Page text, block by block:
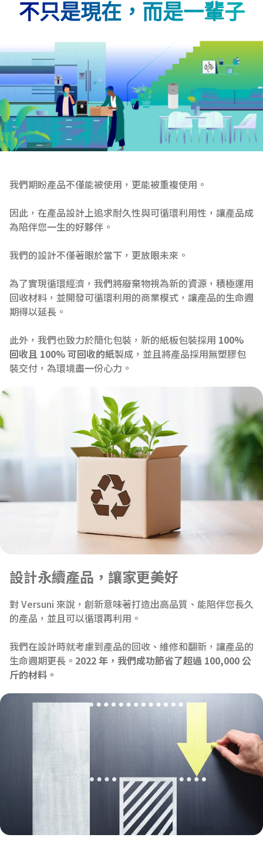
不只是現在，而是一輩子
我們期盼產品不僅能被使用，更能被重複使用。
因此，在產品設計上追求耐久性與可循環利用性，讓產品成
為陪伴您一生的好夥伴。
我們的設計不僅著眼於當下，更放眼未來。
為了實現循環經濟，我們將廢棄物視為新的資源，積極運用
回收材料，並開發可循環利用的商業模式，讓產品的生命週
期得以延長。
此外，我們也致力於簡化包裝，新的紙板包裝採用 100%
回收且 100% 可回收的紙製成，並且將產品採用無塑膠包
裝交付，為環境盡一份心力。
設計永續產品，讓家更美好
對 Versuni 來說，創新意味著打造出高品質、能陪伴您長久
的產品，並且可以循環再利用。
我們在設計時就考慮到產品的回收、維修和翻新，讓產品的
生命週期更長。 2022 年，我們成功節省了超過 100,000 公
斤的材料。